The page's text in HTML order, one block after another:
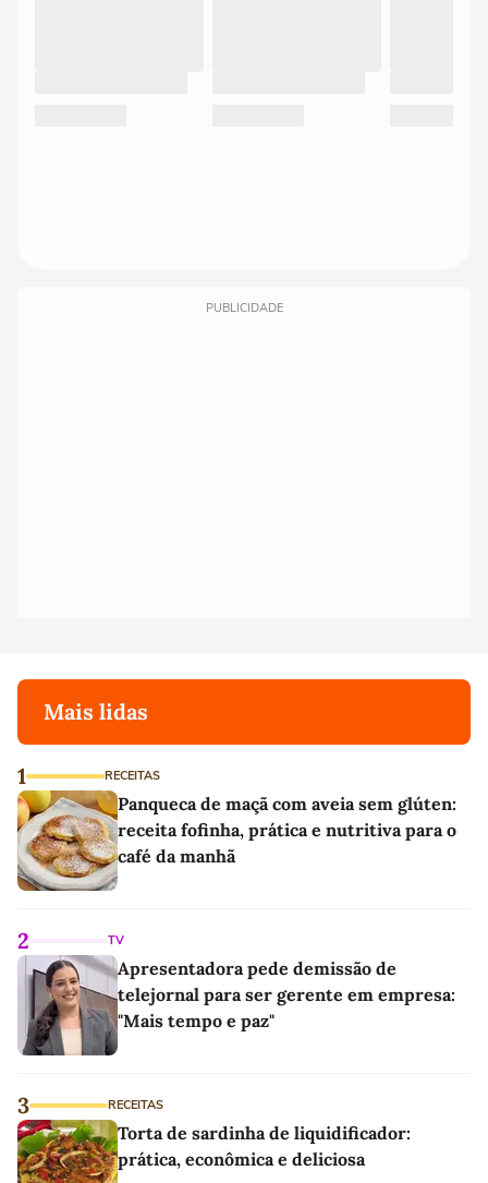
PUBLICIDADE
Mais lidas
1 RECEITAS
Panqueca de maçã com aveia sem glúten:
receita fofinha, prática e nutritiva para o
café da manhã
2 TV
Apresentadora pede demissão de
telejornal para ser gerente em empresa:
"Mais tempo e paz"
3 RECEITAS
Torta de sardinha de liquidificador:
prática, econômica e deliciosa